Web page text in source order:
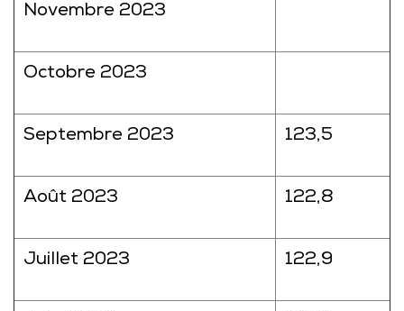
Novembre 2023
Octobre 2023
Septembre 2023 123,5
Août 2023 122,8
Juillet 2023 122,9